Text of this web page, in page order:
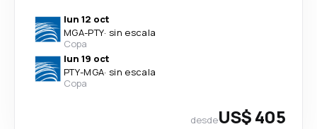
lun 12 oct
MGA-PTY· sin escala
Copa
lun 19 oct
PTY-MGA· sin escala
Copa
desdeUS$ 405